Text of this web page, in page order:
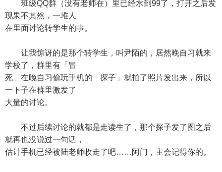
班级QQ群（没有老师在）里已经水到99了，打开之后发
现果不其然，一堆人
在里面讨论转学生的事。
让我惊讶的是那个转学生，叫尹陌的，居然晚自习就来
学校了，群里有「冒
死」在晚自习偷玩手机的「探子」就拍了照片发出来，所以
一下子在群里激发了
大量的讨论。
不过后续讨论的就都是走读生了，那个探子发了图之后
就再也没说过一句话，
估计手机已经被陆老师收走了吧……阿门，主会记得你的。